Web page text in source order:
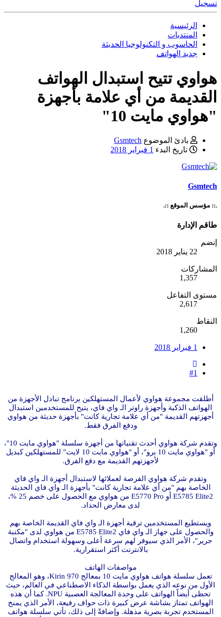
تسجيل
الرئيسية
المنتديات
الحاسوب و التكنولوجيا الحديثة
جديد الهواتف
هواوي تتيح استبدال الهواتف
القديمة من أي علامة بأجهزة
"هواوي مايت 10"
بادئ الموضوع Gsmtech
تاريخ البدء 1 فبراير 2018
Gsmtech
.:: مؤسس الموقع ::.
طاقم الإدارة
إنضم
22 يناير 2018
المشاركات
1,357
مستوى التفاعل
2,617
النقاط
1,260
1 فبراير 2018
#1
أطلقت مجموعة هواوي لأعمال المستهلكين برنامج تبادل الأجهزة من
الهواتف الذكية وأجهزة راوتر الـ واي فاي، يتيح للمستخدمين استبدال
أجهزتهم القديمة "من أي علامة تجارية كانت" بأجهزة حديثة من هواوي
ودفع الفرق فقط.
وتقدم شركة هواوي أحدث تقنياتها من أجهزة سلسلة "هواوي مايت 10"،
أو "هواوي مايت 10 برو"، أو "هواوي مايت 10 لايت" للمستهلكين كبديل
لأجهزتهم القديمة مع دفع الفرق.
وتقدم شركة هواوي الفرصة لعملائها لاستبدال أجهزة الـ واي فاي
الخاصة بهم "من أي علامة تجارية كانت" بأجهزة الـ واي فاي الحديثة
E5785 Elite2 أو E5770 Pro من هواوي مع الحصول على خصم 25 %،
لدى معارض الحداد.
ويستطيع المستخدمين ترقية أجهزة الـ واي فاي القديمة الخاصة بهم
والحصول على جهاز الـ واي فاي E5785 Elite2 من هواوي لدى "مكتبة
جرير"، الأمر الذي سيوفر لهم سرعة أعلى وسهولة استخدام واتصال
بالانترنت أكثر استقرارية.
مواصفات الهاتف
تعمل سلسلة هواتف هواوي مايت 10 بمعالج Kirin 970، وهو المعالج
الأول من نوعه الذي يعمل بواسطة الذكاء الاصطناعي في العالم، حيث
تحظى أيضاً الهواتف على وحدة المعالجة العصبية NPU. كما أن هذه
الهواتف تمتاز بشاشة عرض كبيرة ذات حواف رفيعة، الأمر الذي يمنح
المستخدم تجربة بصرية مذهلة. وإضافةً إلى ذلك، تأتي سلسلة هواتف